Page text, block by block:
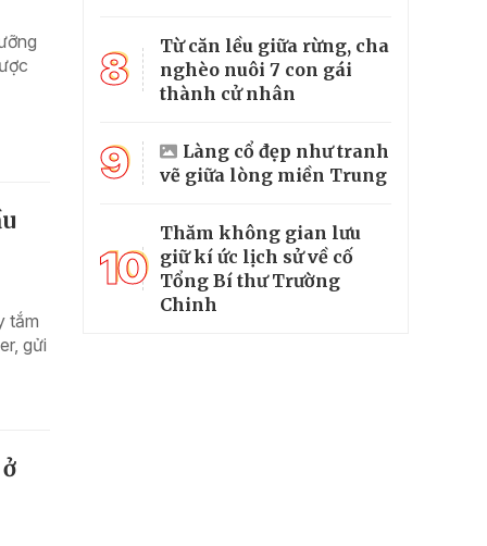
tắm
gửi
8
Từ căn lều giữa rừng, cha
nghèo nuôi 7 con gái
thành cử nhân
9
Làng cổ đẹp như tranh
vẽ giữa lòng miền Trung
10
Thăm không gian lưu
giữ kí ức lịch sử về cố
Tổng Bí thư Trường
Chinh